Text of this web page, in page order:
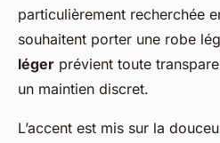
particulièrement recherchée
souhaitent porter une robe
léger prévient toute
un maintien discret.
L’accent est mis sur la